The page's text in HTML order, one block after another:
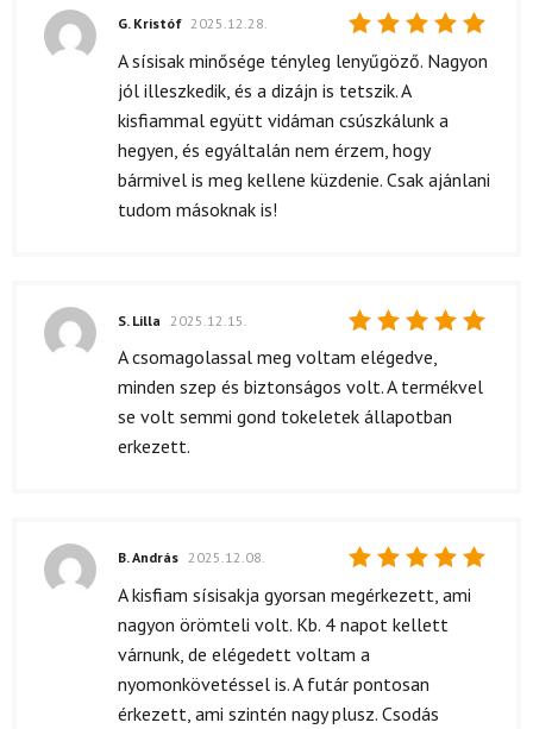
Értékelés:
5 / 5
G. Kristóf 2025.12.28.
A sísisak minősége tényleg lenyűgöző. Nagyon
jól illeszkedik, és a dizájn is tetszik. A
kisfiammal együtt vidáman csúszkálunk a
hegyen, és egyáltalán nem érzem, hogy
bármivel is meg kellene küzdenie. Csak ajánlani
tudom másoknak is!
Értékelés:
/ 5
S. Lilla 2025.12.15.
A csomagolassal meg voltam elégedve,
minden szep és biztonságos volt. A termékvel
se volt semmi gond tokeletek állapotban
erkezett.
Értékelés:
5
B. András 2025.12.08.
A kisfiam sísisakja gyorsan megérkezett, ami
nagyon örömteli volt. Kb. 4 napot kellett
várnunk, de elégedett voltam a
nyomonkövetéssel is. A futár pontosan
érkezett, ami szintén nagy plusz. Csodás